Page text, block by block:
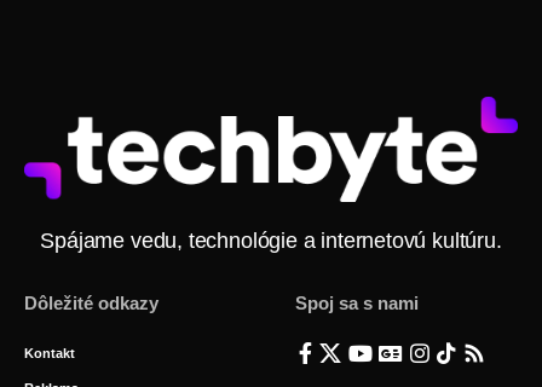
Spájame vedu, technológie a internetovú kultúru.
Dôležité odkazy
Kontakt
Spoj sa s nami